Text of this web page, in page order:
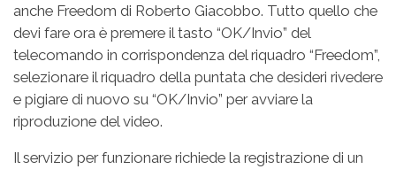
anche Freedom di Roberto Giacobbo. Tutto quello che
devi fare ora è premere il tasto “OK/Invio” del
telecomando in corrispondenza del riquadro “Freedom”,
selezionare il riquadro della puntata che desideri rivedere
e pigiare di nuovo su “OK/Invio” per avviare la
riproduzione del video.
Il servizio per funzionare richiede la registrazione di un